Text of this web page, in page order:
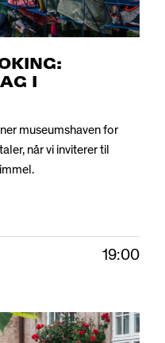
I
museumshaven for
når vi inviterer til
19:00